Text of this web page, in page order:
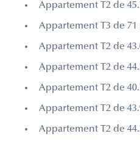
Appartement T2 de
Appartement T3 de 71
Appartement T2 de
Appartement T2 de
Appartement T2 de
Appartement T2 de
Appartement T2 de